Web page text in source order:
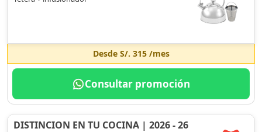
Desde S/. 315/mes
Consultar promoción
DISTINCION EN TU COCINA | 2026 - 26